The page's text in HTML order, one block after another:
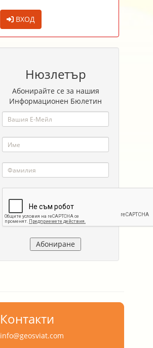
ВХОД
Нюзлетър
Абонирайте се за нашия
Информационен Бюлетин
Контакти
info@geosviat.com